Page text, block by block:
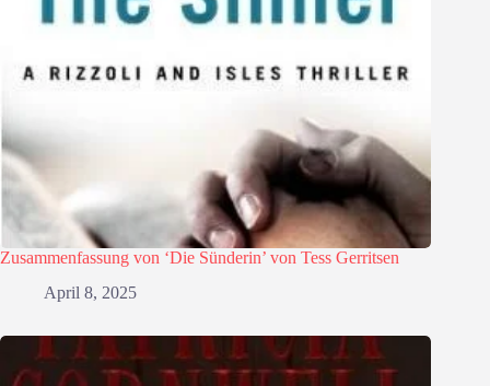
Zusammenfassung von ‘Die Sünderin’ von Tess Gerritsen
April 8, 2025